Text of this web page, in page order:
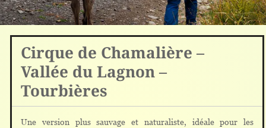
Cirque de Chamalière –
Vallée du Lagnon –
Tourbières
Une version plus sauvage et naturaliste, idéale pour les